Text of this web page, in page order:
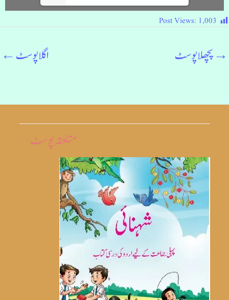
Post Views: 1,003
→پچھلا پوسٹ اگلا پوسٹ←
متلعقہ پوسٹ